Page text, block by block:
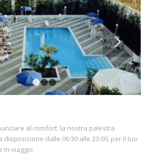
Succ
1 2 3
al comfort: la nostra palestra
disposizione dalle 06:30 alle 23:00, per il tuo
in viaggio.